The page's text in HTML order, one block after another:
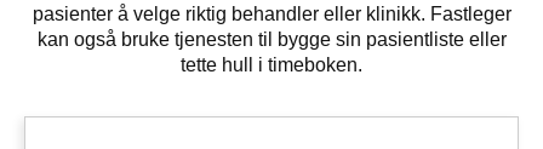
pasienter å velge riktig behandler eller klinikk. Fastleger
kan også bruke tjenesten til bygge sin pasientliste eller
tette hull i timeboken.